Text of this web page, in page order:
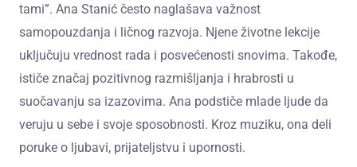
tami”. Ana Stanić često naglašava važnost
samopouzdanja i ličnog razvoja. Njene životne lekcije
uključuju vrednost rada i posvećenosti snovima. Takođe,
ističe značaj pozitivnog razmišljanja i hrabrosti u
suočavanju sa izazovima. Ana podstiče mlade ljude da
veruju u sebe i svoje sposobnosti. Kroz muziku, ona deli
poruke o ljubavi, prijateljstvu i upornosti.